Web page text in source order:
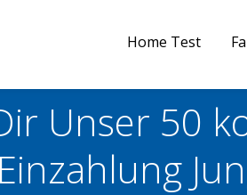
Home Test
Unser 50